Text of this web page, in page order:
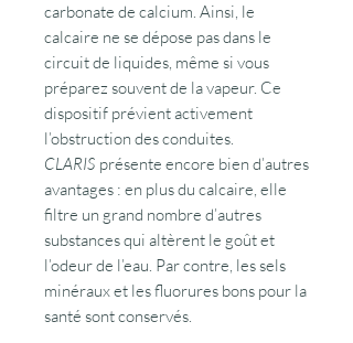
carbonate de calcium. Ainsi, le
calcaire ne se dépose pas dans le
circuit de liquides, même si vous
préparez souvent de la vapeur. Ce
dispositif prévient activement
l’obstruction des conduites.
CLARIS présente encore bien d’autres
avantages : en plus du calcaire, elle
filtre un grand nombre d’autres
substances qui altèrent le goût et
l’odeur de l’eau. Par contre, les sels
minéraux et les fluorures bons pour la
santé sont conservés.